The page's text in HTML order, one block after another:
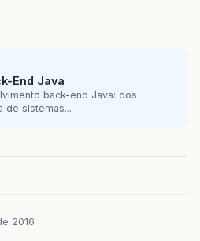
End Java
back-end Java: dos
de sistemas...
2016